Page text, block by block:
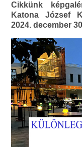
Cikkünk
Katona József
2024. december